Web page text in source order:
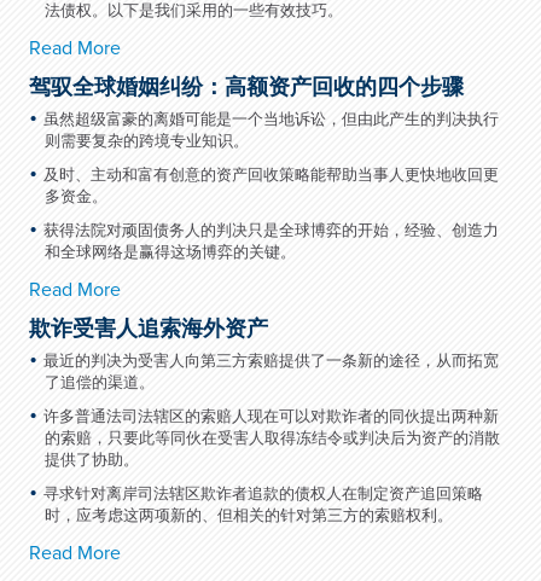
法债权。以下是我们采用的一些有效技巧。
Read More
驾驭全球婚姻纠纷：高额资产回收的四个步骤
虽然超级富豪的离婚可能是一个当地诉讼，但由此产生的判决执行
则需要复杂的跨境专业知识。
及时、主动和富有创意的资产回收策略能帮助当事人更快地收回更
多资金。
获得法院对顽固债务人的判决只是全球博弈的开始，经验、创造力
和全球网络是赢得这场博弈的关键。
Read More
欺诈受害人追索海外资产
最近的判决为受害人向第三方索赔提供了一条新的途径，从而拓宽
了追偿的渠道。
许多普通法司法辖区的索赔人现在可以对欺诈者的同伙提出两种新
的索赔，只要此等同伙在受害人取得冻结令或判决后为资产的消散
提供了协助。
寻求针对离岸司法辖区欺诈者追款的债权人在制定资产追回策略
时，应考虑这两项新的、但相关的针对第三方的索赔权利。
Read More